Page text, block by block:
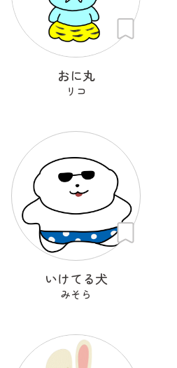
おに丸
リコ
いけてる犬
みそら